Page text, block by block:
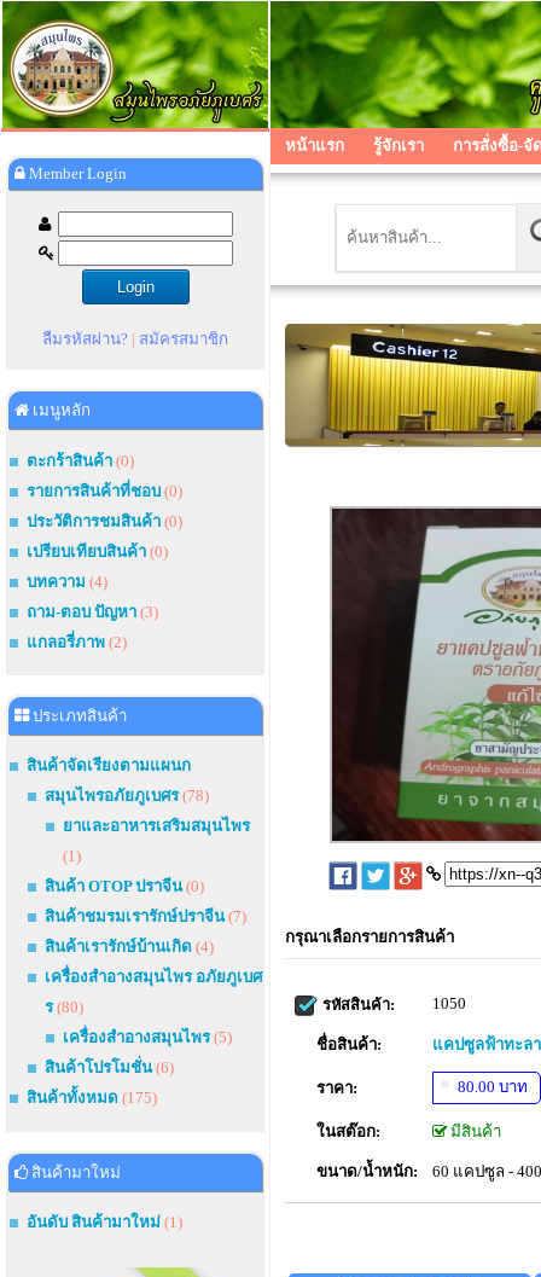
Member Login
ลืมรหัสผ่าน? | สมัครสมาชิก
เมนูหลัก
ตะกร้าสินค้า (0)
รายการสินค้าที่ชอบ (0)
ประวัติการชมสินค้า (0)
เปรียบเทียบสินค้า (0)
บทความ (4)
ถาม-ตอบ ปัญหา (3)
แกลอรี่ภาพ (2)
ประเภทสินค้า
สินค้าจัดเรียงตามแผนก
สมุนไพรอภัยภูเบศร(78)
ยาและอาหารเสริมสมุนไพร
(1)
สินค้า OTOP ปราจีน(0)
สินค้าชมรมเรารักษ์ปราจีน(7)
สินค้าเรารักษ์บ้านเกิด (4)
เครื่องสำอางสมุนไพร อภัยภูเบศ
ร(80)
เครื่องสำอางสมุนไพร(5)
สินค้าโปรโมชั่น(6)
สินค้าทั้งหมด (175)
สินค้ามาใหม่
อันดับ สินค้ามาใหม่ (1)
หน้าแรก รู้จักเรา การสั่งซื้อ-จั
กรุณาเลือกรายการสินค้า
รหัสสินค้า: 1050
ชื่อสินค้า: แคปซูลฟ้าทะล
ราคา: 80.00 บาท
ในสต๊อก: มีสินค้า
ขนาด/น้ำหนัก: 60 แคปซูล -